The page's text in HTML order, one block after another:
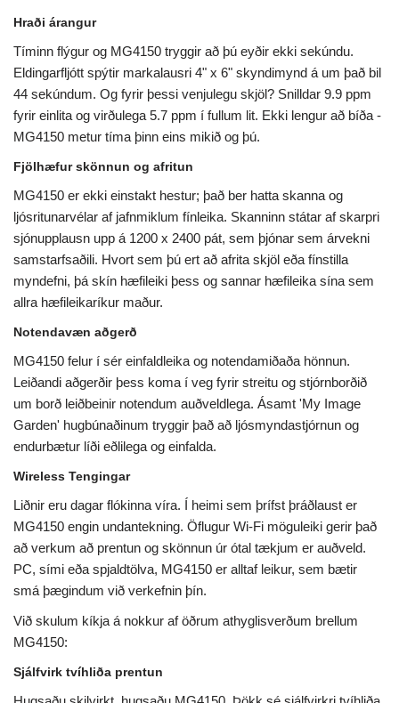
Hraði árangur
Tíminn flýgur og MG4150 tryggir að þú eyðir ekki sekúndu.
Eldingarfljótt spýtir markalausri 4" x 6" skyndimynd á um það bil
44 sekúndum. Og fyrir þessi venjulegu skjöl? Snilldar 9.9 ppm
fyrir einlita og virðulega 5.7 ppm í fullum lit. Ekki lengur að bíða -
MG4150 metur tíma þinn eins mikið og þú.
Fjölhæfur skönnun og afritun
MG4150 er ekki einstakt hestur; það ber hatta skanna og
ljósritunarvélar af jafnmiklum fínleika. Skanninn státar af skarpri
sjónupplausn upp á 1200 x 2400 pát, sem þjónar sem árvekni
samstarfsaðili. Hvort sem þú ert að afrita skjöl eða fínstilla
myndefni, þá skín hæfileiki þess og sannar hæfileika sína sem
allra hæfileikaríkur maður.
Notendavæn aðgerð
MG4150 felur í sér einfaldleika og notendamiðaða hönnun.
Leiðandi aðgerðir þess koma í veg fyrir streitu og stjórnborðið
um borð leiðbeinir notendum auðveldlega. Ásamt 'My Image
Garden' hugbúnaðinum tryggir það að ljósmyndastjórnun og
endurbætur líði eðlilega og einfalda.
Wireless Tengingar
Liðnir eru dagar flókinna víra. Í heimi sem þrífst þráðlaust er
MG4150 engin undantekning. Öflugur Wi-Fi möguleiki gerir það
að verkum að prentun og skönnun úr ótal tækjum er auðveld.
PC, sími eða spjaldtölva, MG4150 er alltaf leikur, sem bætir
smá þægindum við verkefnin þín.
Við skulum kíkja á nokkur af öðrum athyglisverðum brellum
MG4150:
Sjálfvirk tvíhliða prentun